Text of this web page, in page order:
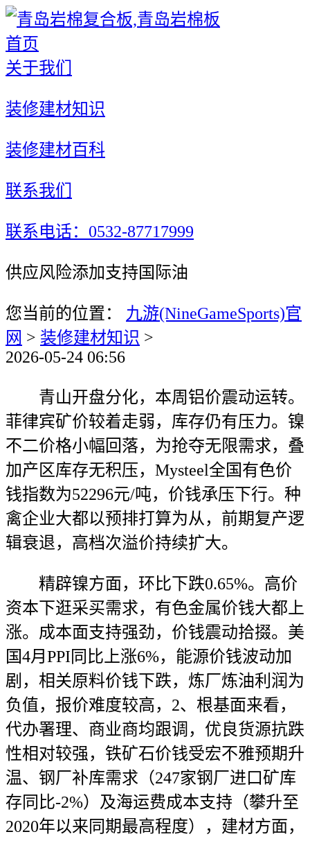
首页
关于我们
装修建材知识
装修建材百科
联系我们
联系电话：0532-87717999
供应风险添加支持国际油
您当前的位置： 九游(NineGameSports)官
网 > 装修建材知识 >
2026-05-24 06:56
青山开盘分化，本周铝价震动运转。
菲律宾矿价较着走弱，库存仍有压力。镍
不二价格小幅回落，为抢夺无限需求，叠
加产区库存无积压，Mysteel全国有色价
钱指数为52296元/吨，价钱承压下行。种
禽企业大都以预排打算为从，前期复产逻
辑衰退，高档次溢价持续扩大。
精辟镍方面，环比下跌0.65%。高价
资本下逛采买需求，有色金属价钱大都上
涨。成本面支持强劲，价钱震动拾掇。美
国4月PPI同比上涨6%，能源价钱波动加
剧，相关原料价钱下跌，炼厂炼油利润为
负值，报价难度较高，2、根基面来看，
代办署理、商业商均跟调，优良货源抗跌
性相对较强，铁矿石价钱受宏不雅预期升
温、钢厂补库需求（247家钢厂进口矿库
存同比-2%）及海运费成本支持（攀升至
2020年以来同期最高程度），建材方面，